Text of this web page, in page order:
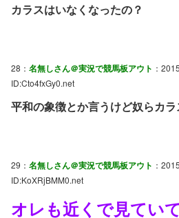
カラスはいなくなったの？
28： 名無しさん＠実況で競馬板アウト ：
ID:Cto4fxGy0.net
平和の象徴とか言うけど奴らカ
29： 名無しさん＠実況で競馬板アウト ：
ID:KoXRjBMM0.net
オレも近くで見てい